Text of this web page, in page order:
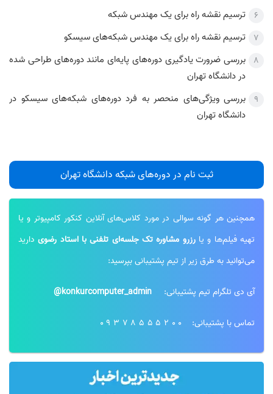
ترسیم نقشه راه برای یک مهندس شبکه
ترسیم نقشه راه برای یک مهندس شبکه‌های سیسکو
بررسی ضرورت یادگیری دوره‌های پایه‌ای مانند دوره‌های طراحی شده
در دانشگاه تهران
بررسی ویژگی‌های منحصر به فرد دوره‌های شبکه‌های سیسکو در
دانشگاه تهران
ثبت نام در دوره‌های شبکه دانشگاه تهران
همچنین هر گونه سوالی در مورد کلاس‌های آنلاین کنکور کامپیوتر و یا
تهیه فیلم‌ها و یارزرو مشاوره تک جلسه‌ای تلفنی با استاد رضویدارید
می‌توانید به طرق زیر از تیم پشتیبانی بپرسید:
آی دی تلگرام تیم پشتیبانی: konkurcomputer_admin@
تماس با پشتیبانی: 09378555200